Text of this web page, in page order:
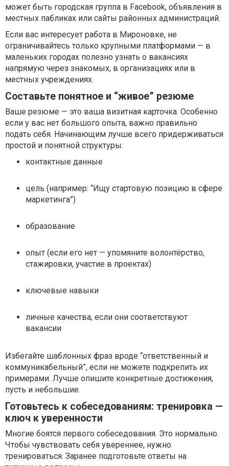
может быть городская группа в Facebook, объявления в
местных пабликах или сайты районных администраций.
Если вас интересует работа в Мироновке, не
ограничивайтесь только крупными платформами — в
маленьких городах полезно узнать о вакансиях
напрямую через знакомых, в организациях или в
местных учреждениях.
Составьте понятное и “живое” резюме
Ваше резюме — это ваша визитная карточка. Особенно
если у вас нет большого опыта, важно правильно
подать себя. Начинающим лучше всего придерживаться
простой и понятной структуры:
контактные данные
цель (например: “Ищу стартовую позицию в сфере
маркетинга”)
образование
опыт (если его нет — упомяните волонтёрство,
стажировки, участие в проектах)
ключевые навыки
личные качества, если они соответствуют
вакансии
Избегайте шаблонных фраз вроде “ответственный и
коммуникабельный”, если не можете подкрепить их
примерами. Лучше опишите конкретные достижения,
пусть и небольшие.
Готовьтесь к собеседованиям: тренировка —
ключ к уверенности
Многие боятся первого собеседования. Это нормально.
Чтобы чувствовать себя увереннее, нужно
тренироваться. Заранее подготовьте ответы на